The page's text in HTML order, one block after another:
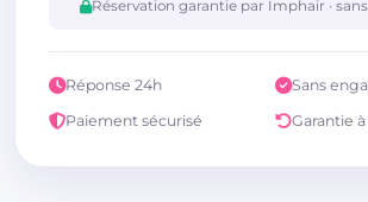
Réservation garantie par Imphair ·
Réponse 24h
Sans
Paiement sécurisé
Garantie